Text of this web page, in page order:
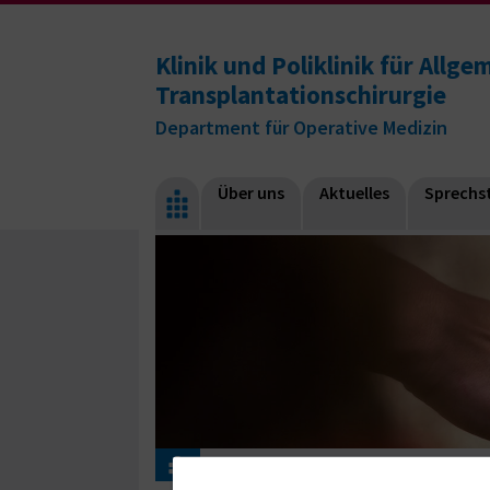
Klinik und Poliklinik für
Transplantationschirurgie
Department für Operative Medizin
Über uns Aktuelles
Patienten & Besucher Selbsthilfegruppen